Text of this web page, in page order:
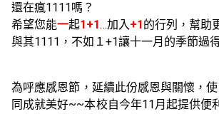
還在瘋1111嗎？
希望您能一起1+1…加入+1 的行列，幫助
與其1111，不如１+1讓十一月的季節過
為呼應感恩節，延續此份感恩與關懷，
同成就美好~~本校自今年11月起提供便